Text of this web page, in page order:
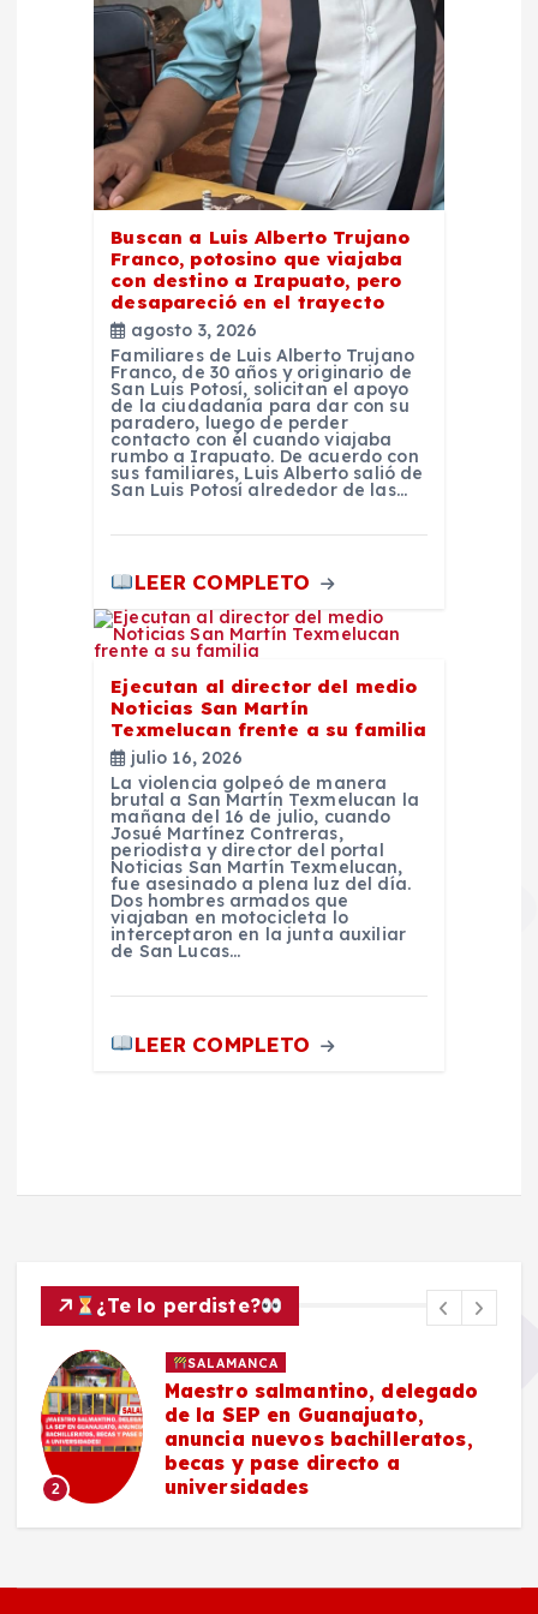
Buscan a Luis Alberto Trujano
Franco, potosino que viajaba
con destino a Irapuato, pero
desapareció en el trayecto
agosto 3, 2026
Familiares de Luis Alberto Trujano
Franco, de 30 años y originario de
San Luis Potosí, solicitan el apoyo
de la ciudadanía para dar con su
paradero, luego de perder
contacto con él cuando viajaba
rumbo a Irapuato. De acuerdo con
sus familiares, Luis Alberto salió de
San Luis Potosí alrededor de las…
LEER COMPLETO
Ejecutan al director del medio
Noticias San Martín
Texmelucan frente a su familia
julio 16, 2026
La violencia golpeó de manera
brutal a San Martín Texmelucan la
mañana del 16 de julio, cuando
Josué Martínez Contreras,
periodista y director del portal
Noticias San Martín Texmelucan,
fue asesinado a plena luz del día.
Dos hombres armados que
viajaban en motocicleta lo
interceptaron en la junta auxiliar
de San Lucas…
LEER COMPLETO
¿Te lo perdiste?
2
SALAMANCA
Maestro salmantino, delegado
de la SEP en Guanajuato,
anuncia nuevos bachilleratos,
becas y pase directo a
universidades